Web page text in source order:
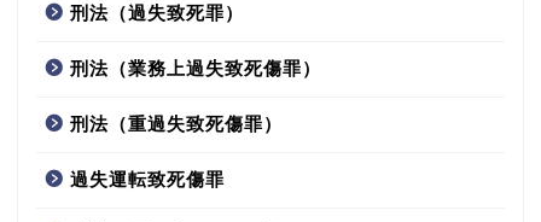
刑法（過失致死罪）
刑法（業務上過失致死傷罪）
刑法（重過失致死傷罪）
過失運転致死傷罪